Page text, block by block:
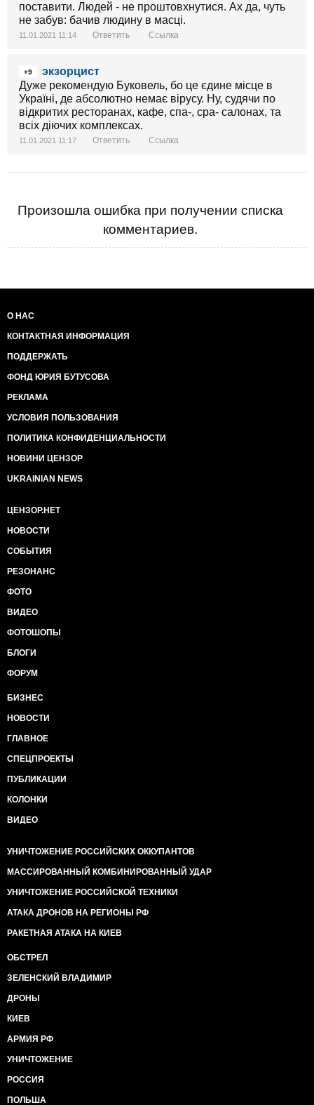
поставити. Людей - не проштовхнутися. Ах да, чуть
не забув: бачив людину в масці.
11.01.2021 11:14 Ответить Ссылка
+9
экзорцист
Дуже рекомендую Буковель, бо це єдине місце в
Україні, де абсолютно немає вірусу. Ну, судячи по
відкритих ресторанах, кафе, спа-, сра- салонах, та
всіх діючих комплексах.
11.01.2021 11:17 Ответить Ссылка
Произошла ошибка при получении списка
комментариев.
О НАС
КОНТАКТНАЯ ИНФОРМАЦИЯ
ПОДДЕРЖАТЬ
ФОНД ЮРИЯ БУТУСОВА
РЕКЛАМА
УСЛОВИЯ ПОЛЬЗОВАНИЯ
ПОЛИТИКА КОНФИДЕНЦИАЛЬНОСТИ
НОВИНИ ЦЕНЗОР
UKRAINIAN NEWS
ЦЕНЗОР.НЕТ
НОВОСТИ
СОБЫТИЯ
РЕЗОНАНС
ФОТО
ВИДЕО
ФОТОШОПЫ
БЛОГИ
ФОРУМ
БИЗНЕС
НОВОСТИ
ГЛАВНОЕ
СПЕЦПРОЕКТЫ
ПУБЛИКАЦИИ
КОЛОНКИ
ВИДЕО
УНИЧТОЖЕНИЕ РОССИЙСКИХ ОККУПАНТОВ
МАССИРОВАННЫЙ КОМБИНИРОВАННЫЙ УДАР
УНИЧТОЖЕНИЕ РОССИЙСКОЙ ТЕХНИКИ
АТАКА ДРОНОВ НА РЕГИОНЫ РФ
РАКЕТНАЯ АТАКА НА КИЕВ
ОБСТРЕЛ
ЗЕЛЕНСКИЙ ВЛАДИМИР
ДРОНЫ
КИЕВ
АРМИЯ РФ
УНИЧТОЖЕНИЕ
РОССИЯ
ПОЛЬША